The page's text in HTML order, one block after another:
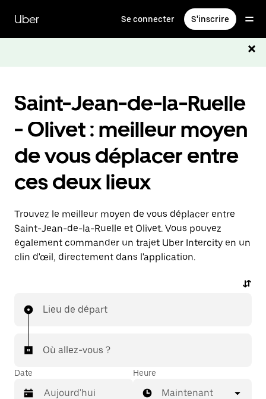
contenu
principal
Uber Se connecter S'inscrire
Saint-Jean-de-la-Ruelle
- Olivet : meilleur moyen
de vous déplacer entre
ces deux lieux
Trouvez le meilleur moyen de vous déplacer entre
Saint-Jean-de-la-Ruelle et Olivet. Vous pouvez
également commander un trajet Uber Intercity en un
clin d'œil, directement dans l'application.
Lieu de départ
Où allez-vous ?
Date Heure
Maintenant